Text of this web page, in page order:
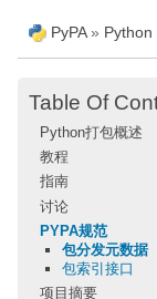
PyPA» Python
Table Of
Python打包概述
教程
指南
讨论
PYPA规范
包分发元数据
包索引接口
项目摘要